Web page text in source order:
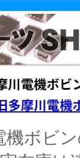
ボビ